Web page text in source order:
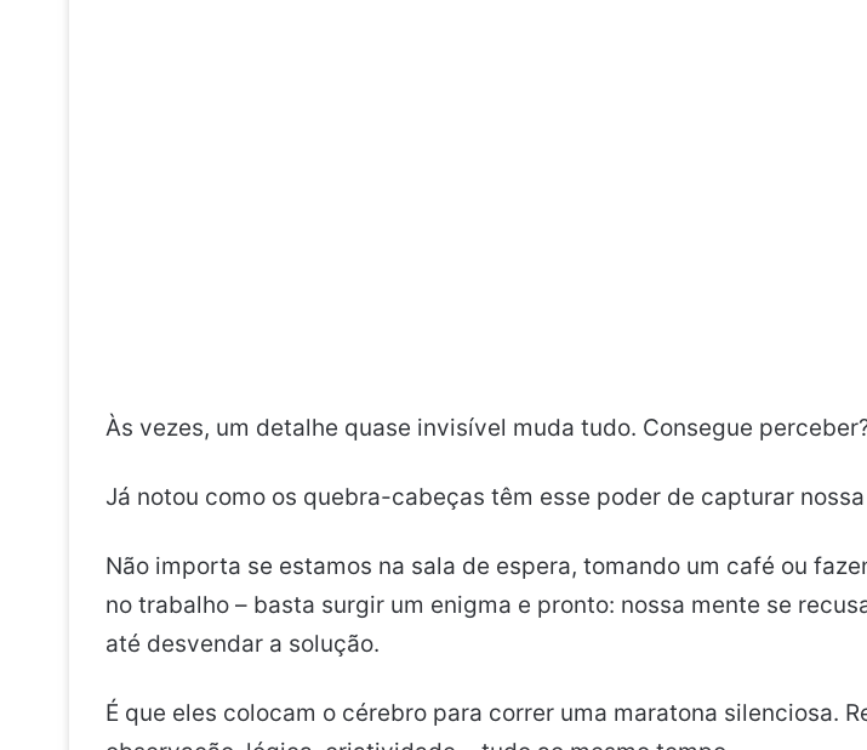
Às vezes, um detalhe quase invisível muda tudo. Consegue
Já notou como os quebra-cabeças têm esse poder de capturar
Não importa se estamos na sala de espera, tomando um café ou
no trabalho – basta surgir um enigma e pronto: nossa mente se
até desvendar a solução.
É que eles colocam o cérebro para correr uma maratona silenciosa.